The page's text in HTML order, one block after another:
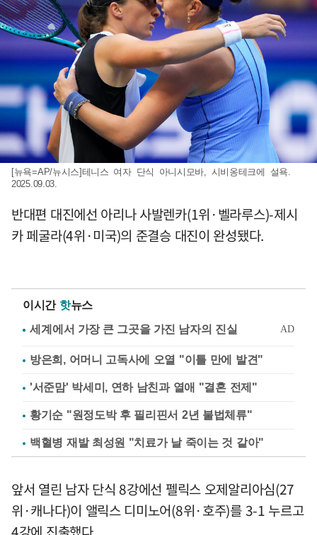
[뉴욕=AP/뉴시스]테니스 여자 단식 아니시모바, 시비옹테크에 설욕.
2025.09.03.
반대편 대진에선 아리나 사발렌카(1위·벨라루스)-제시
카 페굴라(4위·미국)의 준결승 대진이 완성됐다.
이시간 핫뉴스
방은희, 어머니 고독사에 오열 "이틀 만에 발견"
'서준맘' 박세미, 연하 남친과 열애 "결혼 전제"
황기순 "원정도박 후 필리핀서 2년 불법체류"
백혈병 재발 최성원 "치료가 날 죽이는 것 같아"
앞서 열린 남자 단식 8강에선 펠릭스 오제알리아심(27
위·캐나다)이 앨릭스 디미노어(8위·호주)를 3-1 누르고